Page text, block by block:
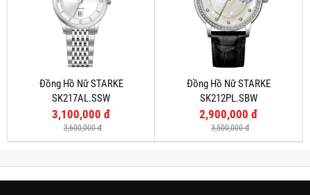
Đồng Hồ Nữ STARKE
SK217AL.SSW
3,100,000 đ
3,600,000 đ
Đồng Hồ Nữ STARKE
SK212PL.SBW
2,900,000 đ
3,500,000 đ